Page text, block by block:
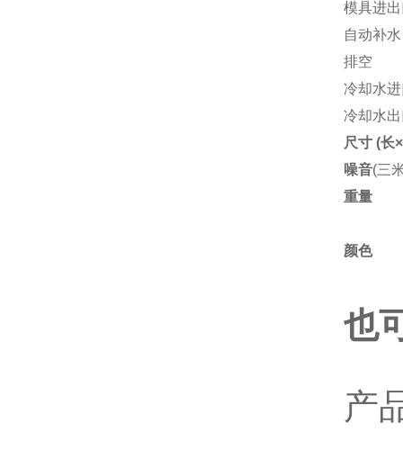
模具进
自动补水
排空
冷却水
冷却水
尺寸 (长
噪音(三
重量
颜色
也
产